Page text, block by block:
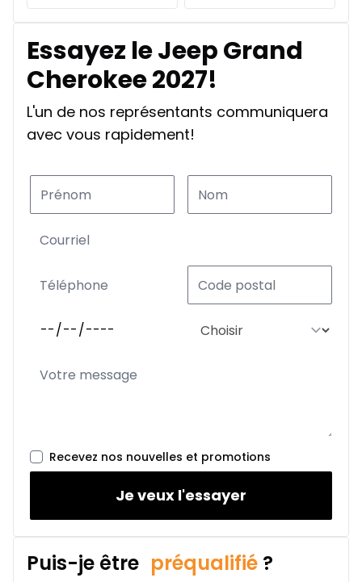
Essayez le Jeep Grand
Cherokee 2027!
L'un de nos représentants communiquera
avec vous rapidement!
Recevez nos nouvelles et promotions
Je veux l'essayer
Puis-je être préqualifié ?